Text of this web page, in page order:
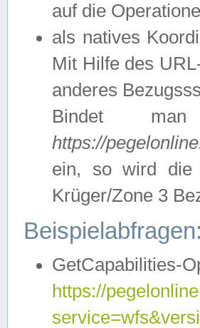
auf die
als natives
Mit Hilfe des
anderes
Bindet man
https://
ein, so wird die
Krüger/Zone 3
Beispielabfragen:
GetCapabilities-
https://